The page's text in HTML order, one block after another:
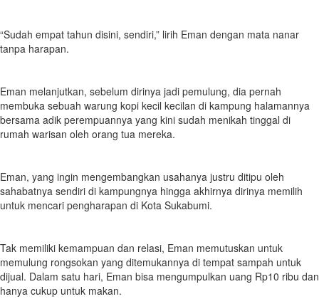
“Sudah empat tahun disini, sendiri,” lirih Eman dengan mata nanar
tanpa harapan.
Eman melanjutkan, sebelum dirinya jadi pemulung, dia pernah
membuka sebuah warung kopi kecil kecilan di kampung halamannya
bersama adik perempuannya yang kini sudah menikah tinggal di
rumah warisan oleh orang tua mereka.
Eman, yang ingin mengembangkan usahanya justru ditipu oleh
sahabatnya sendiri di kampungnya hingga akhirnya dirinya memilih
untuk mencari pengharapan di Kota Sukabumi.
Tak memiliki kemampuan dan relasi, Eman memutuskan untuk
memulung rongsokan yang ditemukannya di tempat sampah untuk
dijual. Dalam satu hari, Eman bisa mengumpulkan uang Rp10 ribu dan
hanya cukup untuk makan.